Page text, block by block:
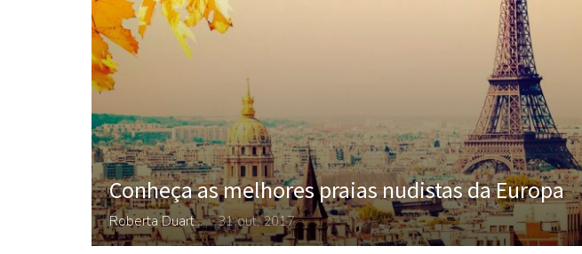
Conheça as melhores praias nudistas da Europa
Roberta Duarte 31 out, 2017